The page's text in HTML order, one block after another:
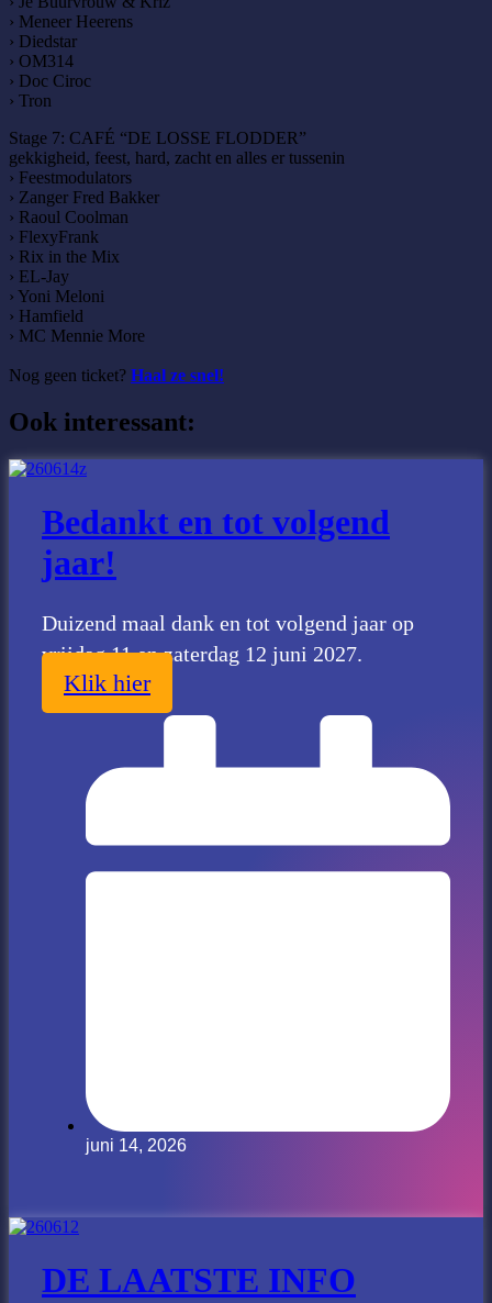
› Meneer Heerens
› Diedstar
› OM314
› Doc Ciroc
› Tron
Stage 7: CAFÉ “DE LOSSE FLODDER”
gekkigheid, feest, hard, zacht en alles er tussenin
› Feestmodulators
› Zanger Fred Bakker
› Raoul Coolman
› FlexyFrank
› Rix in the Mix
› EL-Jay
› Yoni Meloni
› Hamfield
› MC Mennie More
Nog geen ticket? Haal ze snel!
Ook interessant:
Bedankt en tot volgend
jaar!
Duizend maal dank en tot volgend jaar op
vrijdag 11 en zaterdag 12 juni 2027.
Klik hier
juni 14, 2026
DE LAATSTE INFO